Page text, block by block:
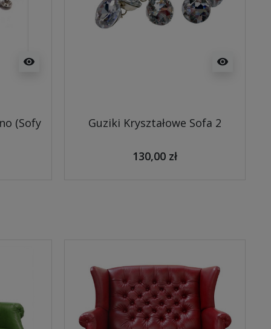
visibility
(Sofy
visibility
Guziki Kryształowe Sofa 2
130,00 zł